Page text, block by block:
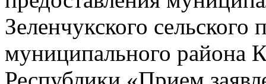
Зеленчукского сельского
муниципального района